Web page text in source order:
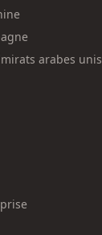
arabes unis